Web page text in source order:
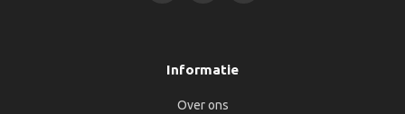
Informatie
Over ons